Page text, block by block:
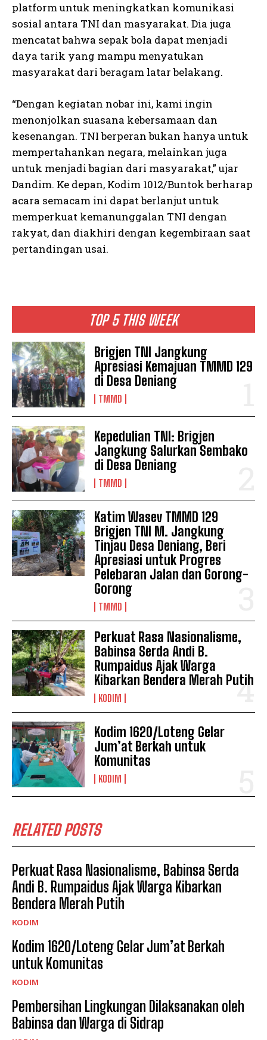
TOP 5 THIS WEEK
Brigjen TNI Jangkung
Apresiasi Kemajuan TMMD 129
di Desa Deniang
TMMD
Kepedulian TNI: Brigjen
Jangkung Salurkan Sembako
di Desa Deniang
TMMD
Katim Wasev TMMD 129
Brigjen TNI M. Jangkung
Tinjau Desa Deniang, Beri
Apresiasi untuk Progres
Pelebaran Jalan dan Gorong-
Gorong
TMMD
Perkuat Rasa Nasionalisme,
Babinsa Serda Andi B.
Rumpaidus Ajak Warga
Kibarkan Bendera Merah Putih
KODIM
Kodim 1620/Loteng Gelar
Jum’at Berkah untuk
Komunitas
KODIM
RELATED POSTS
Perkuat Rasa Nasionalisme, Babinsa Serda
Andi B. Rumpaidus Ajak Warga Kibarkan
Bendera Merah Putih
KODIM
Kodim 1620/Loteng Gelar Jum’at Berkah
untuk Komunitas
KODIM
Pembersihan Lingkungan Dilaksanakan oleh
Babinsa dan Warga di Sidrap
platform untuk meningkatkan komunikasi
sosial antara TNI dan masyarakat. Dia juga
mencatat bahwa sepak bola dapat menjadi
daya tarik yang mampu menyatukan
masyarakat dari beragam latar belakang.
“Dengan kegiatan nobar ini, kami ingin
menonjolkan suasana kebersamaan dan
kesenangan. TNI berperan bukan hanya untuk
mempertahankan negara, melainkan juga
untuk menjadi bagian dari masyarakat,” ujar
Dandim. Ke depan, Kodim 1012/Buntok berharap
acara semacam ini dapat berlanjut untuk
memperkuat kemanunggalan TNI dengan
rakyat, dan diakhiri dengan kegembiraan saat
pertandingan usai.